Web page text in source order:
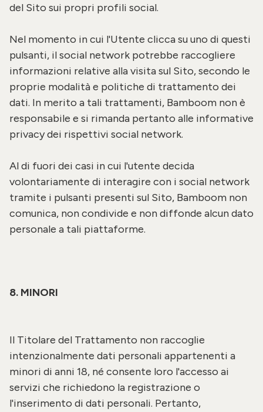
del Sito sui propri profili social.
Nel momento in cui l'Utente clicca su uno di questi
pulsanti, il social network potrebbe raccogliere
informazioni relative alla visita sul Sito, secondo le
proprie modalità e politiche di trattamento dei
dati. In merito a tali trattamenti, Bamboom non è
responsabile e si rimanda pertanto alle informative
privacy dei rispettivi social network.
Al di fuori dei casi in cui l'utente decida
volontariamente di interagire con i social network
tramite i pulsanti presenti sul Sito, Bamboom non
comunica, non condivide e non diffonde alcun dato
personale a tali piattaforme.
8. MINORI
Il Titolare del Trattamento non raccoglie
intenzionalmente dati personali appartenenti a
minori di anni 18, né consente loro l'accesso ai
servizi che richiedono la registrazione o
l'inserimento di dati personali. Pertanto,